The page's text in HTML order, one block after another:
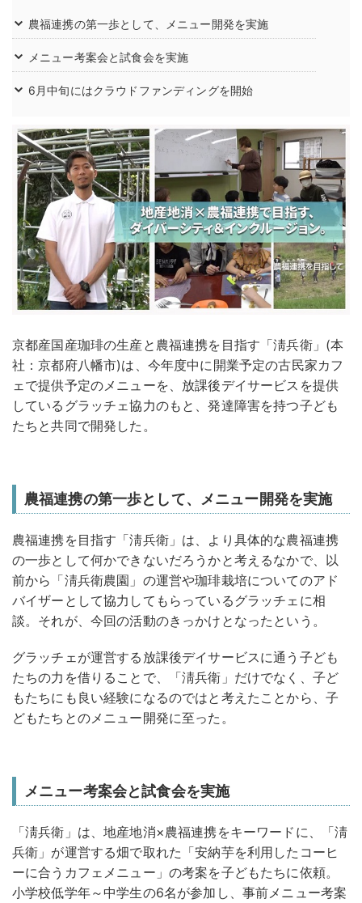
農福連携の第一歩として、メニュー開発を実施
メニュー考案会と試食会を実施
6月中旬にはクラウドファンディングを開始
京都産国産珈琲の生産と農福連携を目指す「淸兵衛」(本
社：京都府八幡市)は、今年度中に開業予定の古民家カフ
ェで提供予定のメニューを、放課後デイサービスを提供
しているグラッチェ協力のもと、発達障害を持つ子ども
たちと共同で開発した。
農福連携の第一歩として、メニュー開発を実施
農福連携を目指す「淸兵衛」は、より具体的な農福連携
の一歩として何かできないだろうかと考えるなかで、以
前から「淸兵衛農園」の運営や珈琲栽培についてのアド
バイザーとして協力してもらっているグラッチェに相
談。それが、今回の活動のきっかけとなったという。
グラッチェが運営する放課後デイサービスに通う子ども
たちの力を借りることで、「淸兵衛」だけでなく、子ど
もたちにも良い経験になるのではと考えたことから、子
どもたちとのメニュー開発に至った。
メニュー考案会と試食会を実施
「淸兵衛」は、地産地消×農福連携をキーワードに、「淸
兵衛」が運営する畑で取れた「安納芋を利用したコーヒ
ーに合うカフェメニュー」の考案を子どもたちに依頼。
小学校低学年～中学生の6名が参加し、事前メニュー考案